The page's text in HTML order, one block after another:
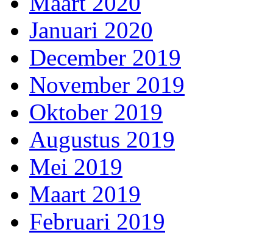
Januari 2020
December 2019
November 2019
Oktober 2019
Augustus 2019
Mei 2019
Maart 2019
Februari 2019